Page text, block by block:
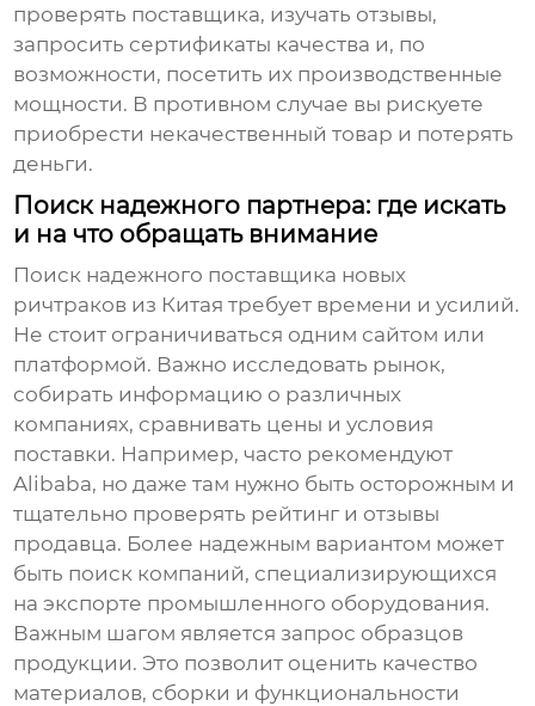
проверять поставщика, изучать отзывы,
запросить сертификаты качества и, по
возможности, посетить их производственные
мощности. В противном случае вы рискуете
приобрести некачественный товар и потерять
деньги.
Поиск надежного партнера: где искать
и на что обращать внимание
Поиск надежного поставщика новых
ричтраков из Китая требует времени и усилий.
Не стоит ограничиваться одним сайтом или
платформой. Важно исследовать рынок,
собирать информацию о различных
компаниях, сравнивать цены и условия
поставки. Например, часто рекомендуют
Alibaba, но даже там нужно быть осторожным и
тщательно проверять рейтинг и отзывы
продавца. Более надежным вариантом может
быть поиск компаний, специализирующихся
на экспорте промышленного оборудования.
Важным шагом является запрос образцов
продукции. Это позволит оценить качество
материалов, сборки и функциональности